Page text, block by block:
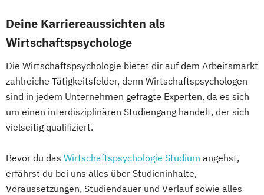
Deine Karriereaussichten als
Wirtschaftspsychologe
Die Wirtschaftspsychologie bietet dir auf dem Arbeitsmarkt
zahlreiche Tätigkeitsfelder, denn Wirtschaftspsychologen
sind in jedem Unternehmen gefragte Experten, da es sich
um einen interdisziplinären Studiengang handelt, der sich
vielseitig qualifiziert.
Bevor du das Wirtschaftspsychologie Studium angehst,
erfährst du bei uns alles über Studieninhalte,
Voraussetzungen, Studiendauer und Verlauf sowie alles